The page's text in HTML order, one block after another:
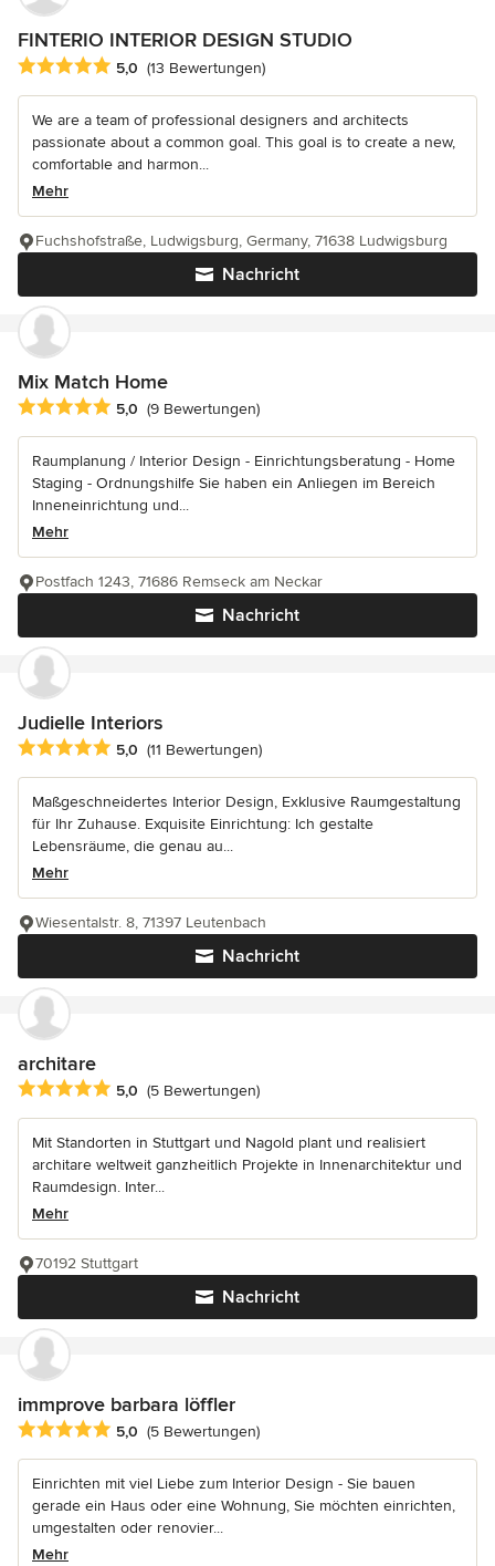
FINTERIO INTERIOR DESIGN STUDIO
Durchschnittliche Bewertung: 5 von 5 Sternen
5,0 (13 Bewertungen)
We are a team of professional designers and architects
passionate about a common goal. This goal is to create a new,
comfortable and harmon...
Mehr
Nachricht
Fuchshofstraße, Ludwigsburg, Germany, 71638 Ludwigsburg
Mix Match Home
Durchschnittliche Bewertung: 5 von 5 Sternen
5,0 (9 Bewertungen)
Raumplanung / Interior Design - Einrichtungsberatung - Home
Staging - Ordnungshilfe Sie haben ein Anliegen im Bereich
Inneneinrichtung und...
Mehr
Nachricht
Postfach 1243, 71686 Remseck am Neckar
Judielle Interiors
Durchschnittliche Bewertung: 5 von 5 Sternen
5,0 (11 Bewertungen)
Maßgeschneidertes Interior Design, Exklusive Raumgestaltung
für Ihr Zuhause. Exquisite Einrichtung: Ich gestalte
Lebensräume, die genau au...
Mehr
Nachricht
Wiesentalstr. 8, 71397 Leutenbach
architare
Durchschnittliche Bewertung: 5 von 5 Sternen
5,0 (5 Bewertungen)
Mit Standorten in Stuttgart und Nagold plant und realisiert
architare weltweit ganzheitlich Projekte in Innenarchitektur und
Raumdesign. Inter...
Mehr
Nachricht
70192 Stuttgart
immprove barbara löffler
Durchschnittliche Bewertung: 5 von 5 Sternen
5,0 (5 Bewertungen)
Einrichten mit viel Liebe zum Interior Design - Sie bauen
gerade ein Haus oder eine Wohnung, Sie möchten einrichten,
umgestalten oder renovier...
Mehr